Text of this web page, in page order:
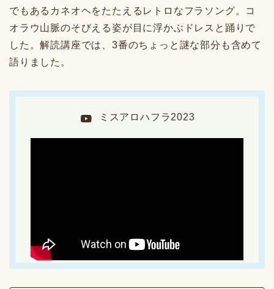
でもあるカネオヘをたたえるレトロなフラソング。コ
オラウ山脈のそびえる姿が目に浮かぶドレスと踊りで
した。解読講座では、3番のちょっと謎な部分も含めて
語りました。
ミスアロハフラ2023